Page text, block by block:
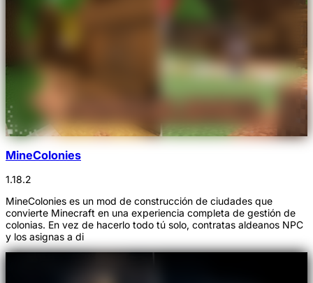
MineColonies
1.18.2
MineColonies es un mod de construcción de ciudades que
convierte Minecraft en una experiencia completa de gestión de
colonias. En vez de hacerlo todo tú solo, contratas aldeanos NPC
y los asignas a di